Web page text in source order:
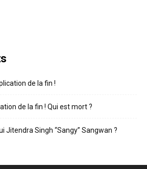
de la fin !
de la fin ! Qui est mort ?
Jitendra Singh “Sangy” Sangwan ?